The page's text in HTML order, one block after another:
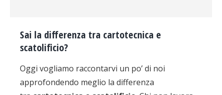
Sai la differenza tra cartotecnica e
scatolificio?
Oggi vogliamo raccontarvi un po’ di noi
approfondendo meglio la differenza